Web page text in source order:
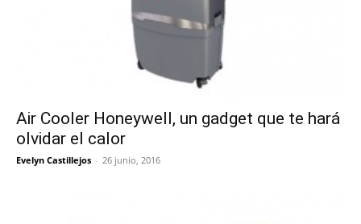
Air Cooler Honeywell, un gadget que te hará
olvidar el calor
Evelyn Castillejos - 26 junio, 2016